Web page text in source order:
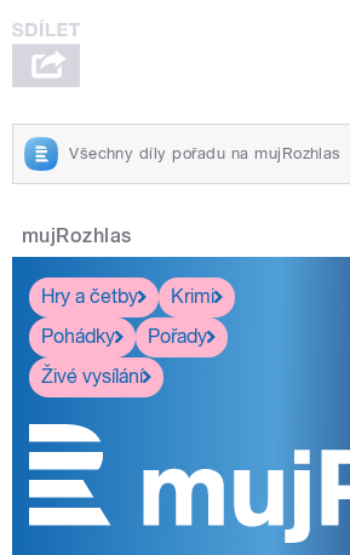
Všechny díly pořadu na mujRozhlas
mujRozhlas
Hry a četby
Krimi
Pohádky
Pořady
Živé vysílání